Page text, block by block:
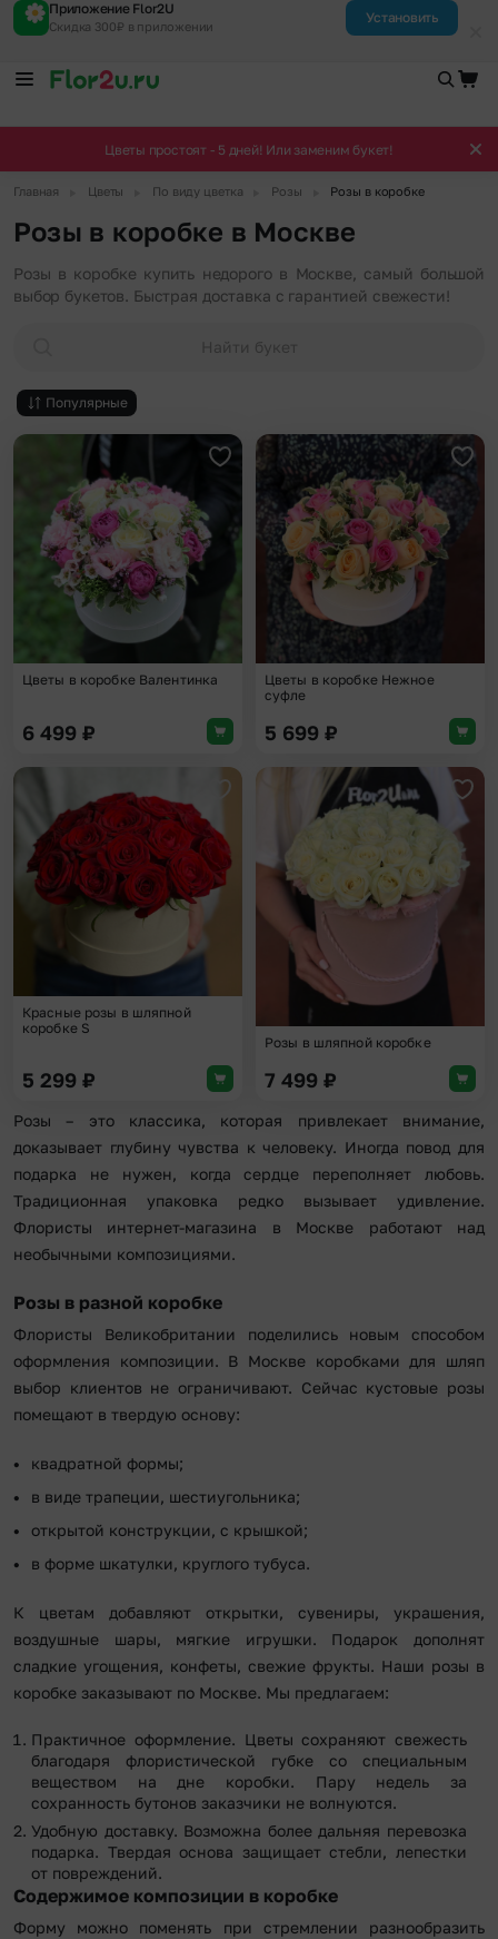
Приложение Flor2U
Скидка 300₽ в приложении
Установить
Цветы простоят - 5 дней! Или заменим букет!
Главная Цветы По виду цветка Розы Розы в коробке
Розы в коробке в Москве
Розы в коробке купить недорого в Москве, самый большой
выбор букетов. Быстрая доставка с гарантией свежести!
Найти букет
Популярные
Добавить в избранное
Цветы в коробке Валентинка
6 499 ₽
Цветы в коробке Нежное
суфле
5 699 ₽
Добавить в избранное
Красные розы в шляпной
коробке S
5 299 ₽
Розы в шляпной коробке
7 499 ₽
Розы – это классика, которая привлекает внимание,
доказывает глубину чувства к человеку. Иногда повод для
подарка не нужен, когда сердце переполняет любовь.
Традиционная упаковка редко вызывает удивление.
Флористы интернет-магазина в Москве работают над
необычными композициями.
Розы в разной коробке
Флористы Великобритании поделились новым способом
оформления композиции. В Москве коробками для шляп
выбор клиентов не ограничивают. Сейчас кустовые розы
помещают в твердую основу:
квадратной формы;
в виде трапеции, шестиугольника;
открытой конструкции, с крышкой;
в форме шкатулки, круглого тубуса.
К цветам добавляют открытки, сувениры, украшения,
воздушные шары, мягкие игрушки. Подарок дополнят
сладкие угощения, конфеты, свежие фрукты. Наши розы в
коробке заказывают по Москве. Мы предлагаем:
Практичное оформление. Цветы сохраняют свежесть
благодаря флористической губке со специальным
веществом на дне коробки. Пару недель за
сохранность бутонов заказчики не волнуются.
Удобную доставку. Возможна более дальняя перевозка
подарка. Твердая основа защищает стебли, лепестки
от повреждений.
Содержимое композиции в коробке
Форму можно поменять при стремлении разнообразить